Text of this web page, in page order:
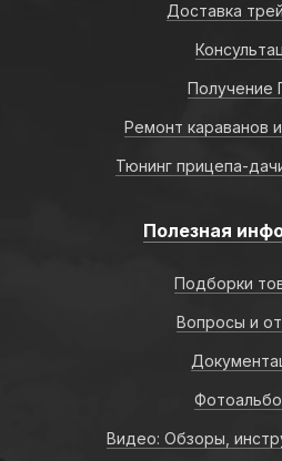
Доставка
Получение
Ремонт караванов
Тюнинг прицепа-
Полезная
Подборки
Вопросы и
Видео: Обзоры,